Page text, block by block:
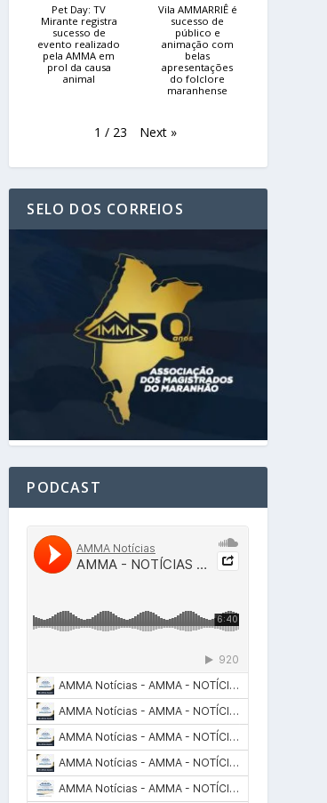
Pet Day: TV
Mirante registra
sucesso de
evento realizado
pela AMMA em
prol da causa
animal
Vila AMMARRIÊ é
sucesso de
público e
animação com
belas
apresentações
do folclore
maranhense
1 / 23 Next »
SELO DOS CORREIOS
PODCAST